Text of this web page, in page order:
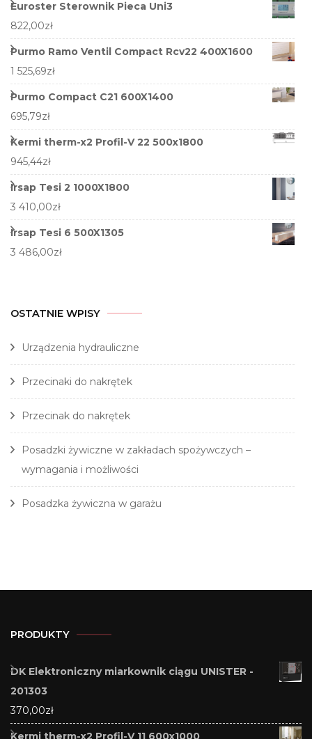
Euroster Sterownik Pieca Uni3
822,00zł
Purmo Ramo Ventil Compact Rcv22 400X1600
1 525,69zł
Purmo Compact C21 600X1400
695,79zł
Kermi therm-x2 Profil-V 22 500x1800
945,44zł
Irsap Tesi 2 1000X1800
3 410,00zł
Irsap Tesi 6 500X1305
3 486,00zł
OSTATNIE WPISY
Urządzenia hydrauliczne
Przecinaki do nakrętek
Przecinak do nakrętek
Posadzki żywiczne w zakładach spożywczych –
wymagania i możliwości
Posadzka żywiczna w garażu
PRODUKTY
DK Elektroniczny miarkownik ciągu UNISTER -
201303
370,00zł
Kermi therm-x2 Profil-V 11 600x1000